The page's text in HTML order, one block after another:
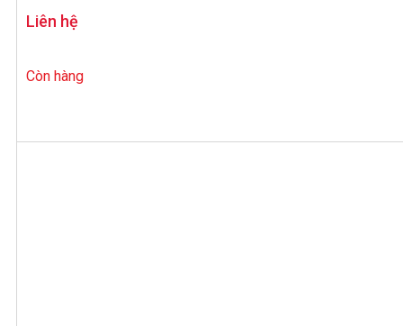
Liên hệ
Còn hàng